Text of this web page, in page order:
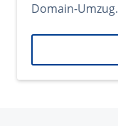
Domain-Umzug.